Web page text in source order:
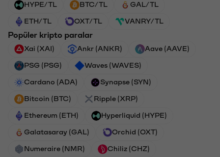
HYPE/TL BTC/TL GAL/TL
ETH/TL OXT/TL VANRY/TL
Popüler kripto paralar
Xai (XAI) Ankr (ANKR) Aave (AAVE)
PSG (PSG) Waves (WAVES)
Cardano (ADA) Synapse (SYN)
Bitcoin (BTC) Ripple (XRP)
Ethereum (ETH) Hyperliquid (HYPE)
Galatasaray (GAL) Orchid (OXT)
Numeraire (NMR) Chiliz (CHZ)